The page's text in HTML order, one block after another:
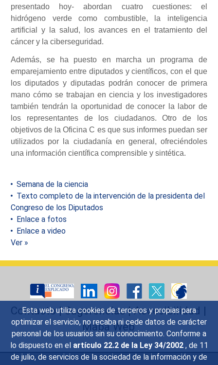
Esta web utiliza cookies de terceros y propias para
optimizar el servicio, no recaba ni cede datos de carácter
personal de los usuarios sin su conocimiento. Conforme a
lo dispuesto en el artículo 22.2 de la Ley 34/2002 , de 11
de julio, de servicios de la sociedad de la información y de
presentado hoy- abordan cuatro cuestiones: el
hidrógeno verde como combustible, la inteligencia
artificial y la salud, los avances en el tratamiento del
cáncer y la ciberseguridad.
Además, se ha puesto en marcha un programa de
emparejamiento entre diputados y científicos, con el que
los diputados y diputadas podrán conocer de primera
mano cómo se trabajan en ciencia y los investigadores
también tendrán la oportunidad de conocer la labor de
los representantes de los ciudadanos. Otro de los
objetivos de la Oficina C es que sus informes puedan ser
utilizados por la ciudadanía en general, ofreciéndoles
una información científica comprensible y sintética.
Semana de la ciencia
Texto completo de la intervención de la presidenta del
Congreso de los Diputados
Enlace a fotos
Enlace a video
Ver »
Contacto|Sugerencias|Accesibilidad |
Mapa Web